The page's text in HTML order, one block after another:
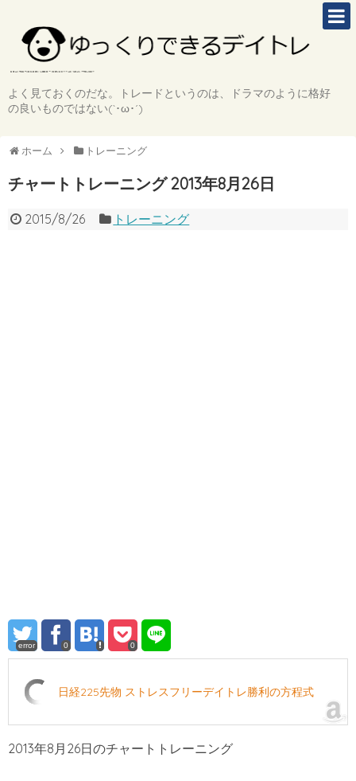
よく見ておくのだな。トレードというのは、ドラマのように格好
の良いものではない(`･ω･´)
ホーム トレーニング
チャートトレーニング 2013年8月26日
2015/8/26 トレーニング
error 0 0
日経225先物 ストレスフリーデイトレ勝利の方程式
2013年8月26日のチャートトレーニング